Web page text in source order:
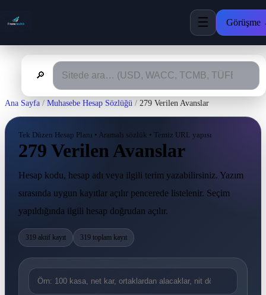
☰
🔎
Ana Sayfa / Muhasebe Hesap Sözlüğü / 279 Verilen Avanslar
Tek Düzen Hesap Planı • Aramalı sözlük • Temiz URL yapısı
279 Verilen Avanslar
Hesap kodu, hesap adı veya ilgili terim yazabilirsiniz. Yazım
sırasında uygun kayıtlar açılır pencerede listelenir. Seçim
yapıldığında ilgili hesap doğrudan açılır.
319 aktif kayıt 319 toplam kayıt